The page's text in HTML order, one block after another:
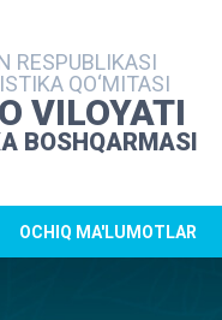
RESPUBLIKASI
QO‘MITASI
VILOYATI
BOSHQARMASI
OCHIQ MA'LUMOTLAR